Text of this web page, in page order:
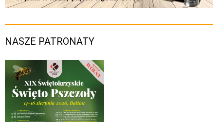
NASZE PATRONATY